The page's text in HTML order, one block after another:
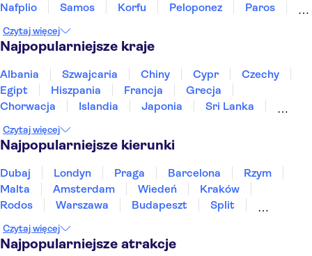
Nafplio
Samos Korfu Peloponez
Paros
Czytaj więcej
Najpopularniejsze kraje
Albania Szwajcaria Chiny Cypr
Czechy
Egipt
Hiszpania Francja
Grecja
Chorwacja
Islandia Japonia
Sri Lanka
Tunezja
Turcja Wietnam
Czytaj więcej
Najpopularniejsze kierunki
Dubaj Londyn Praga Barcelona
Rzym
Malta
Amsterdam Wiedeń
Kraków
Rodos
Warszawa Budapeszt
Split
Sopot
Gdynia Zakopane
Czytaj więcej
Najpopularniejsze atrakcje